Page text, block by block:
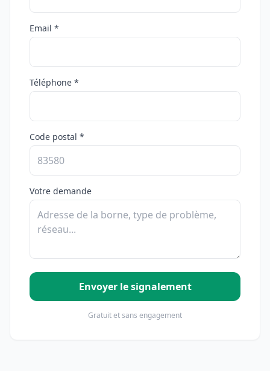
Email *
Téléphone *
Code postal *
Votre demande
Envoyer le signalement
Gratuit et sans engagement